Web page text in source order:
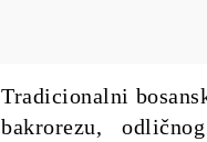
Tradicionalni
bakrorezu,